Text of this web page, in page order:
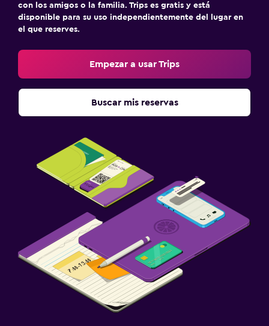
con los amigos o la familia. Trips es gratis y está
disponible para su uso independientemente del lugar en
el que reserves.
Empezar a usar Trips
Buscar mis reservas